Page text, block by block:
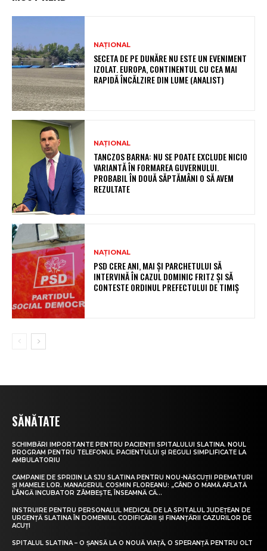
NAȚIONAL
SECETA DE PE DUNĂRE NU ESTE UN EVENIMENT
IZOLAT. EUROPA, CONTINENTUL CU CEA MAI
RAPIDĂ ÎNCĂLZIRE DIN LUME (ANALIST)
NAȚIONAL
TANCZOS BARNA: NU SE POATE EXCLUDE NICIO
VARIANTĂ ÎN FORMAREA GUVERNULUI.
PROBABIL ÎN DOUĂ SĂPTĂMÂNI O SĂ AVEM
REZULTATE
NAȚIONAL
PSD CERE ANI, MAI ȘI PARCHETULUI SĂ
INTERVINĂ ÎN CAZUL DOMINIC FRITZ ȘI SĂ
CONTESTE ORDINUL PREFECTULUI DE TIMIȘ
SĂNĂTATE
SCHIMBĂRI IMPORTANTE PENTRU PACIENȚII SPITALULUI SLATINA. NOUL
PROGRAM PENTRU TELEFONUL PACIENTULUI ȘI REGULI SIMPLIFICATE LA
AMBULATORIU
CAMPANIE DE SPRIJIN LA SJU SLATINA PENTRU NOU-NĂSCUȚII PREMATURI
ȘI MAMELE LOR. MANAGERUL COSMIN FLOREANU: „CÂND O MAMĂ AFLATĂ
LÂNGĂ INCUBATOR ZÂMBEȘTE, ÎNSEAMNĂ CĂ...
INSTRUIRE PENTRU PERSONALUL MEDICAL DE LA SPITALUL JUDEȚEAN DE
URGENȚĂ SLATINA ÎN DOMENIUL CODIFICĂRII ȘI FINANȚĂRII CAZURILOR DE
ACUȚI
SPITALUL SLATINA – O ȘANSĂ LA O NOUĂ VIAȚĂ, O SPERANȚĂ PENTRU OLT